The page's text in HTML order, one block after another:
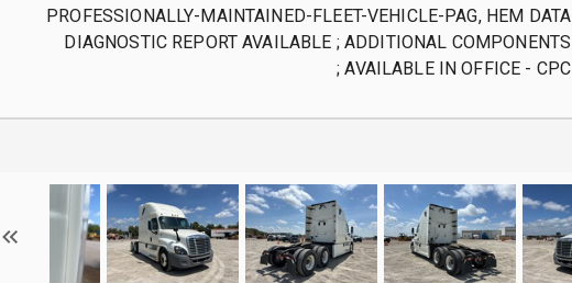
PROFESSIONALLY-MAINTAINED-FLEET-VEHICLE-PAG, HEM DATA
DIAGNOSTIC REPORT AVAILABLE ; ADDITIONAL COMPONENTS
AVAILABLE IN OFFICE - CPC ;